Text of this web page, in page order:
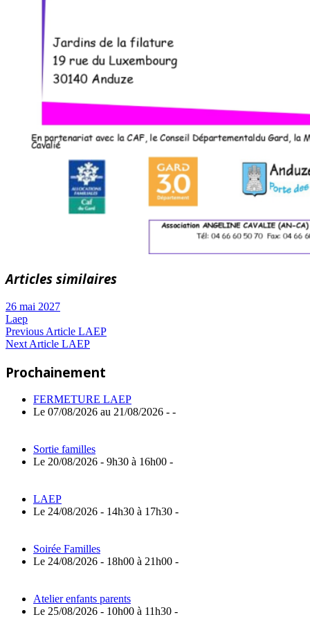
Articles similaires
26 mai 2027
Laep
Navigation
l’article
Previous ArticlePrevious
Post:
LAEP
Next ArticleNext
LAEP
Prochainement
FERMETURE LAEP
Le 07/08/2026 au 21/08/2026 - -
Sortie familles
Le 20/08/2026 - 9h30 à 16h00 -
LAEP
Le 24/08/2026 - 14h30 à 17h30 -
Soirée Familles
Le 24/08/2026 - 18h00 à 21h00 -
Atelier enfants parents
Le 25/08/2026 - 10h00 à 11h30 -